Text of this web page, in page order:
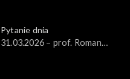
Pytanie dnia
31.03.2026 – prof. Roman